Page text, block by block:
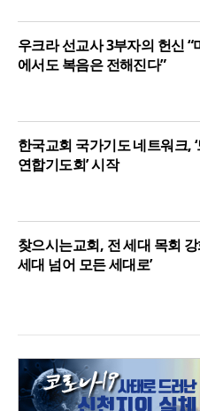
우크라 선교사 3부자의 헌신 “
에서도 복음은 전해진다”
한국교회 국가기도 네트워크,
연합기도회’ 시작
찾으시는교회, 전 세대 목회
세대 넘어 모든 세대로’